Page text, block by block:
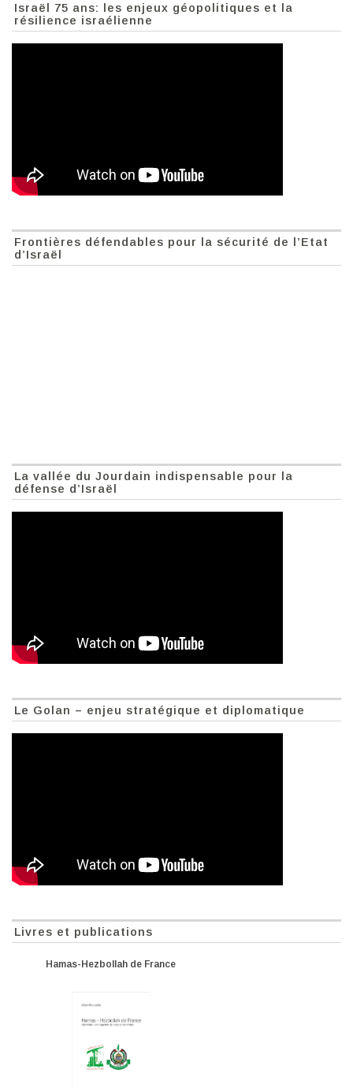
Israël 75 ans: les enjeux géopolitiques et la
résilience israélienne
Frontières défendables pour la sécurité de l’Etat
d’Israël
La vallée du Jourdain indispensable pour la
défense d’Israël
Le Golan – enjeu stratégique et diplomatique
Livres et publications
Hamas-Hezbollah de France